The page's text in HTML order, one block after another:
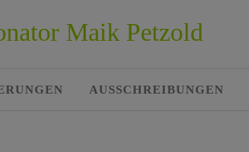
Maik Petzold
AUSSCHREIBUNGEN